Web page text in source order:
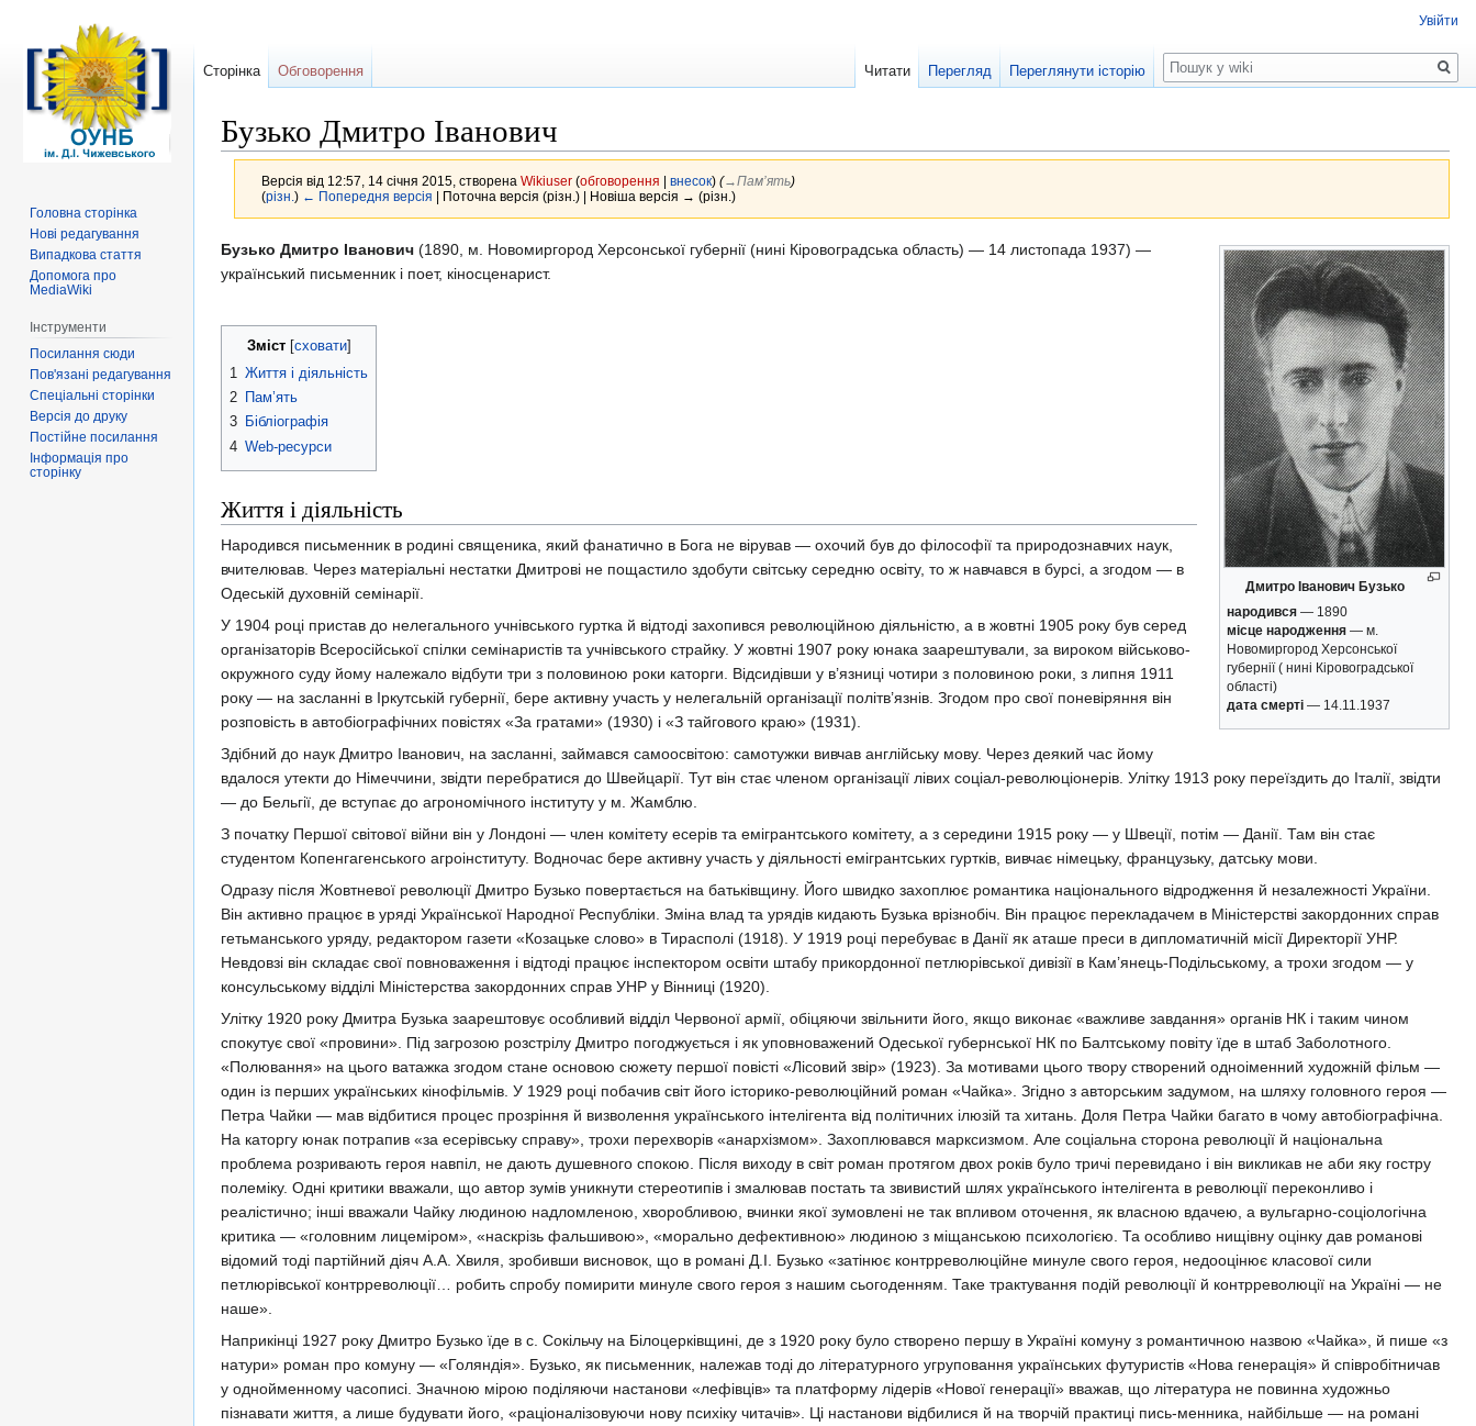
Бузько Дмитро Іванович
Версія від 12:57, 14 січня 2015, створена Wikiuser (обговорення внесок) (→‎Пам’ять)
(різн. ) ← Попередня версія | Поточна версія (різн.) | Новіша версія → (різн.)
Перейти
до
Перейти
до
Дмитро Іванович Бузько
народився — 1890
місце народження — м.
Новомиргород Херсонської
губернії ( нині Кіровоградської
області)
дата смерті — 14.11.1937
Бузько Дмитро Іванович (1890, м. Новомиргород Херсонської губернії (нині Кіровоградська область) — 14 листопада 1937) —
український письменник і поет, кіносценарист.
Зміст
1 Життя і діяльність
2 Пам’ять
3 Бібліографія
4 Web-ресурси
Життя і діяльність
Народився письменник в родині священика, який фанатично в Бога не вірував — охочий був до філософії та природознавчих наук,
вчителював. Через матеріальні нестатки Дмитрові не пощастило здобути світську середню освіту, то ж навчався в бурсі, а згодом — в
Одеській духовній семінарії.
У 1904 році пристав до нелегального учнівського гуртка й відтоді захопився революційною діяльністю, а в жовтні 1905 року був серед
організаторів Всеросійської спілки семінаристів та учнівського страйку. У жовтні 1907 року юнака заарештували, за вироком військово-
окружного суду йому належало відбути три з половиною роки каторги. Відсидівши у в’язниці чотири з половиною роки, з липня 1911
року — на засланні в Іркутській губернії, бере активну участь у нелегальній організації політв’язнів. Згодом про свої поневіряння він
розповість в автобіографічних повістях «За гратами» (1930) і «З тайгового краю» (1931).
Здібний до наук Дмитро Іванович, на засланні, займався самоосвітою: самотужки вивчав англійську мову. Через деякий час йому
вдалося утекти до Німеччини, звідти перебратися до Швейцарії. Тут він стає членом організації лівих соціал-революціонерів. Улітку 1913 року переїздить до Італії, звідти
— до Бельгії, де вступає до агрономічного інституту у м. Жамблю.
З початку Першої світової війни він у Лондоні — член комітету есерів та емігрантського комітету, а з середини 1915 року — у Швеції, потім — Данії. Там він стає
студентом Копенгагенського агроінституту. Водночас бере активну участь у діяльності емігрантських гуртків, вивчає німецьку, французьку, датську мови.
Одразу після Жовтневої революції Дмитро Бузько повертається на батьківщину. Його швидко захоплює романтика національного відродження й незалежності України.
Він активно працює в уряді Української Народної Республіки. Зміна влад та урядів кидають Бузька врізнобіч. Він працює перекладачем в Міністерстві закордонних справ
гетьманського уряду, редактором газети «Козацьке слово» в Тирасполі (1918). У 1919 році перебуває в Данії як аташе преси в дипломатичній місії Директорії УНР.
Невдовзі він складає свої повноваження і відтоді працює інспектором освіти штабу прикордонної петлюрівської дивізії в Кам’янець-Подільському, а трохи згодом — у
консульському відділі Міністерства закордонних справ УНР у Вінниці (1920).
Улітку 1920 року Дмитра Бузька заарештовує особливий відділ Червоної армії, обіцяючи звільнити його, якщо виконає «важливе завдання» органів НК і таким чином
спокутує свої «провини». Під загрозою розстрілу Дмитро погоджується і як уповноважений Одеської губернської НК по Балтському повіту їде в штаб Заболотного.
«Полювання» на цього ватажка згодом стане основою сюжету першої повісті «Лісовий звір» (1923). За мотивами цього твору створений одноіменний художній фільм —
один із перших українських кінофільмів. У 1929 році побачив світ його історико-революційний роман «Чайка». Згідно з авторським задумом, на шляху головного героя —
Петра Чайки — мав відбитися процес прозріння й визволення українського інтелігента від політичних ілюзій та хитань. Доля Петра Чайки багато в чому автобіографічна.
На каторгу юнак потрапив «за есерівську справу», трохи перехворів «анархізмом». Захоплювався марксизмом. Але соціальна сторона революції й національна
проблема розривають героя навпіл, не дають душевного спокою. Після виходу в світ роман протягом двох років було тричі перевидано і він викликав не аби яку гостру
полеміку. Одні критики вважали, що автор зумів уникнути стереотипів і змалював постать та звивистий шлях українського інтелігента в революції переконливо і
реалістично; інші вважали Чайку людиною надломленою, хворобливою, вчинки якої зумовлені не так впливом оточення, як власною вдачею, а вульгарно-соціологічна
критика — «головним лицеміром», «наскрізь фальшивою», «морально дефективною» людиною з міщанською психологією. Та особливо нищівну оцінку дав романові
відомий тоді партійний діяч А.А. Хвиля, зробивши висновок, що в романі Д.І. Бузько «затінює контрреволюційне минуле свого героя, недооцінює класової сили
петлюрівської контрреволюції… робить спробу помирити минуле свого героя з нашим сьогоденням. Таке трактування подій революції й контрреволюції на Україні — не
наше».
Наприкінці 1927 року Дмитро Бузько їде в с. Сокільчу на Білоцерківщині, де з 1920 року було створено першу в Україні комуну з романтичною назвою «Чайка», й пише «з
натури» роман про комуну — «Голяндія». Бузько, як письменник, належав тоді до літературного угруповання українських футуристів «Нова генерація» й співробітничав
у однойменному часописі. Значною мірою поділяючи настанови «лефівців» та платформу лідерів «Нової генерації» вважав, що література не повинна художньо
пізнавати життя, а лише будувати його, «раціоналізовуючи нову психіку читачів». Ці настанови відбилися й на творчій практиці пись-менника, найбільше — на романі
Увійти
Сторінка Обговорення Читати Перегляд Переглянути історію
Пошук
Головна сторінка
Нові редагування
Випадкова стаття
Допомога про
MediaWiki
Інструменти
Посилання сюди
Пов'язані редагування
Спеціальні сторінки
Версія до друку
Постійне посилання
Інформація про
сторінку